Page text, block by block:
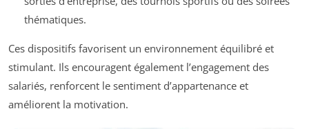
thématiques.
Ces dispositifs favorisent un environnement équilibré et
stimulant. Ils encouragent également l’engagement des
salariés, renforcent le sentiment d’appartenance et
améliorent la motivation.